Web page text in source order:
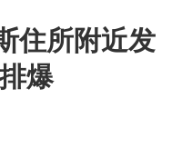
住所附近发
爆